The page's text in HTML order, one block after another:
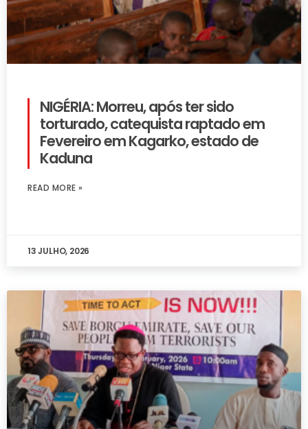
NIGÉRIA: Morreu, após ter sido
torturado, catequista raptado em
Fevereiro em Kagarko, estado de
Kaduna
READ MORE »
13 JULHO, 2026